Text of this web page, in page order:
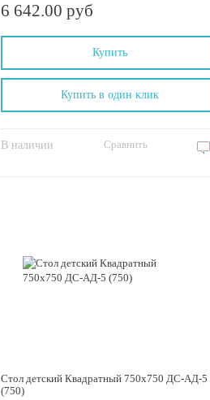
6 642.00 руб
Купить
В наличии Сравнить
Купить в один клик
Стол детский Квадратный 750х750 ДС-АД-5
(750)